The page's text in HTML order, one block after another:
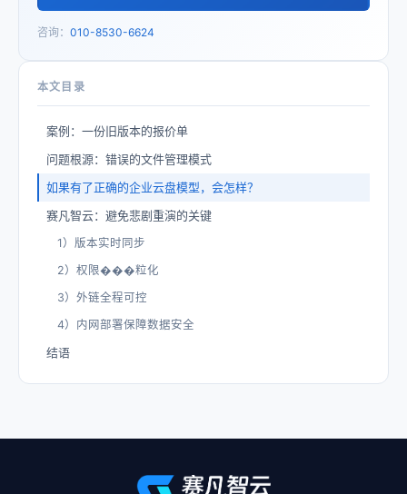
咨询： 010-8530-6624
本文目录
案例：一份旧版本的报价单
问题根源：错误的文件管理模式
如果有了正确的企业云盘模型，会怎样？
赛凡智云：避免悲剧重演的关键
1）版本实时同步
2）权限���粒化
3）外链全程可控
4）内网部署保障数据安全
结语